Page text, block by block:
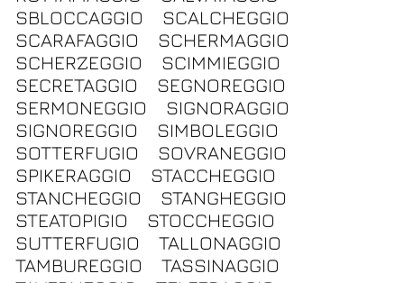
SBLOCCAGGIO
SCALCHEGGIO
SCARAFAGGIO
SCHERMAGGIO
SCHERZEGGIO
SCIMMIEGGIO
SECRETAGGIO
SEGNOREGGIO
SERMONEGGIO
SIGNORAGGIO
SIGNOREGGIO
SIMBOLEGGIO
SOTTERFUGIO
SOVRANEGGIO
SPIKERAGGIO
STACCHEGGIO
STANCHEGGIO
STANGHEGGIO
STEATOPIGIO
STOCCHEGGIO
SUTTERFUGIO
TALLONAGGIO
TAMBUREGGIO
TASSINAGGIO